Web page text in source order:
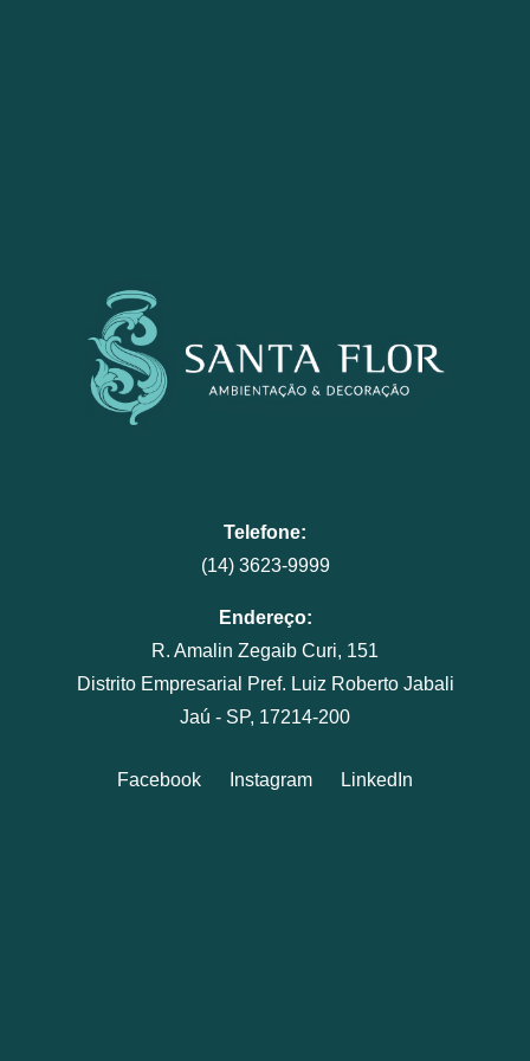
Telefone:
(14) 3623-9999
Endereço:
R. Amalin Zegaib Curi, 151
Distrito Empresarial Pref. Luiz Roberto Jabali
Jaú - SP, 17214-200
Facebook Instagram LinkedIn